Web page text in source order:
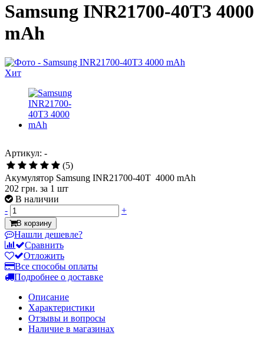
Samsung INR21700-40T3 4000
mAh
Хит
Артикул: -
(5)
Акумулятор Samsung INR21700-40T 4000 mAh
202 грн. за 1 шт
В наличии
-
+
В корзину
Нашли дешевле?
Сравнить
Отложить
Все способы оплаты
Подробнее о доставке
Описание
Характеристики
Отзывы и вопросы
Наличие в магазинах